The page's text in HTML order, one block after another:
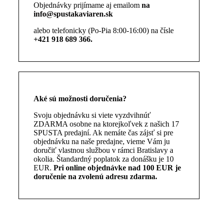
Objednávky prijímame aj emailom na
info@spustakaviaren.sk
alebo telefonicky (Po-Pia 8:00-16:00) na čísle
+421 918 689 366.
Aké sú možnosti doručenia?
Svoju objednávku si viete vyzdvihnúť
ZDARMA osobne na ktorejkoľvek z našich 17
SPUSTA predajní. Ak nemáte čas zájsť si pre
objednávku na naše predajne, vieme Vám ju
doručiť vlastnou službou v rámci Bratislavy a
okolia. Štandardný poplatok za donášku je 10
EUR. Pri online objednávke nad 100 EUR je
doručenie na zvolenú adresu zdarma.